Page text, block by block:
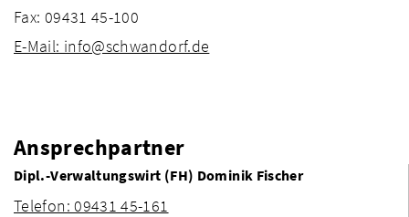
Fax: 09431 45-100
E-Mail: info@schwandorf.de
Ansprechpartner
Dipl.-Verwaltungswirt (FH) Dominik Fischer
Telefon: 09431 45-161